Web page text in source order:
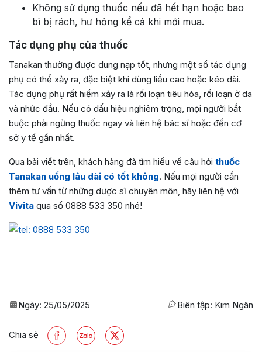
Không sử dụng thuốc nếu đã hết hạn hoặc bao
bì bị rách, hư hỏng kể cả khi mới mua.
Tác dụng phụ của thuốc
Tanakan thường được dung nạp tốt, nhưng một số tác dụng
phụ có thể xảy ra, đặc biệt khi dùng liều cao hoặc kéo dài.
Tác dụng phụ rất hiếm xảy ra là rối loạn tiêu hóa, rối loạn ở da
và nhức đầu. Nếu có dấu hiệu nghiêm trọng, mọi người bắt
buộc phải ngừng thuốc ngay và liên hệ bác sĩ hoặc đến cơ
sở y tế gần nhất.
Qua bài viết trên, khách hàng đã tìm hiểu về câu hỏi thuốc
Tanakan uống lâu dài có tốt không. Nếu mọi người cần
thêm tư vấn từ những dược sĩ chuyên môn, hãy liên hệ với
Vivita qua số 0888 533 350 nhé!
Ngày: 25/05/2025 Biên tập: Kim Ngân
Chia sẻ